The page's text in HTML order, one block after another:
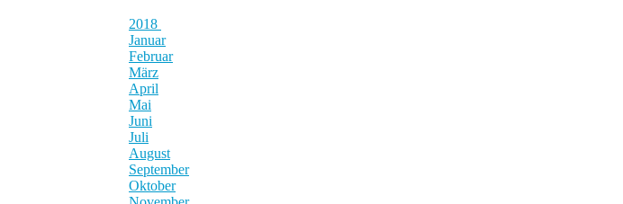
2018
Januar
Februar
März
April
Mai
Juni
Juli
August
September
Oktober